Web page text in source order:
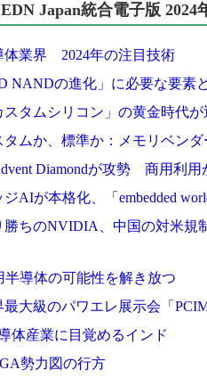
Japan統合電子版 2024
体業界 2024年の注目技術
NANDの進化」に必要な要素
スタムシリコン」の黄金時代が
タムか、標準か：メモリベン
Diamondが攻勢 商用利用
ジAIが本格化、「embedded
勝ちのNVIDIA、中国の対米規
半導体の可能性を解き放つ
最大級のパワエレ展示会「
体産業に目覚めるインド
勢力図の行方